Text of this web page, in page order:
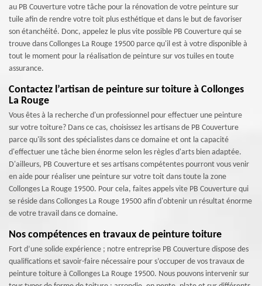
au PB Couverture votre tâche pour la rénovation de votre peinture sur
tuile afin de rendre votre toit plus esthétique et dans le but de favoriser
son étanchéité. Donc, appelez le plus vite possible PB Couverture qui se
trouve dans Collonges La Rouge 19500 parce qu'il est à votre disponible à
tout le moment pour la réalisation de peinture sur vos tuiles en toute
assurance.
Contactez l’artisan de peinture sur toiture à Collonges
La Rouge
Vous êtes à la recherche d'un professionnel pour effectuer une peinture
sur votre toiture? Dans ce cas, choisissez les artisans de PB Couverture
parce qu'ils sont des spécialistes dans ce domaine et ont la capacité
d'effectuer une tâche bien énorme selon les règles d'arts bien adaptée.
D'ailleurs, PB Couverture et ses artisans compétentes pourront vous venir
en aide pour réaliser une peinture sur votre toit dans toute la zone
Collonges La Rouge 19500. Pour cela, faites appels vite PB Couverture qui
se réside dans Collonges La Rouge 19500 afin d'obtenir un résultat énorme
de votre travail dans ce domaine.
Nos compétences en travaux de peinture toiture
Fort d’une solide expérience ; notre entreprise PB Couverture dispose des
qualifications et savoir-faire nécessaire pour s’occuper de vos travaux de
peinture toiture à Collonges La Rouge 19500. Nous pouvons intervenir sur